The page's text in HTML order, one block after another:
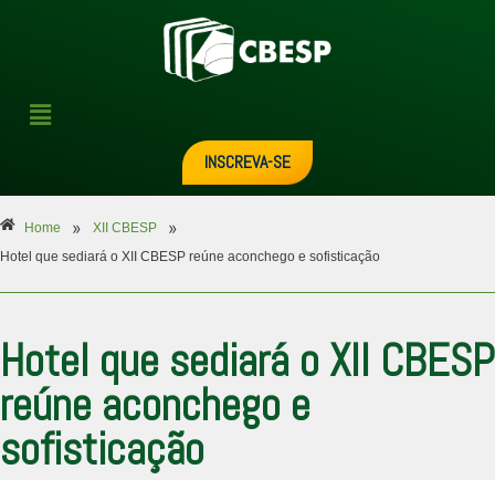
INSCREVA-SE
Home » XII CBESP »
Hotel que sediará o XII CBESP reúne aconchego e sofisticação
Hotel que sediará o XII CBESP
reúne aconchego e
sofisticação